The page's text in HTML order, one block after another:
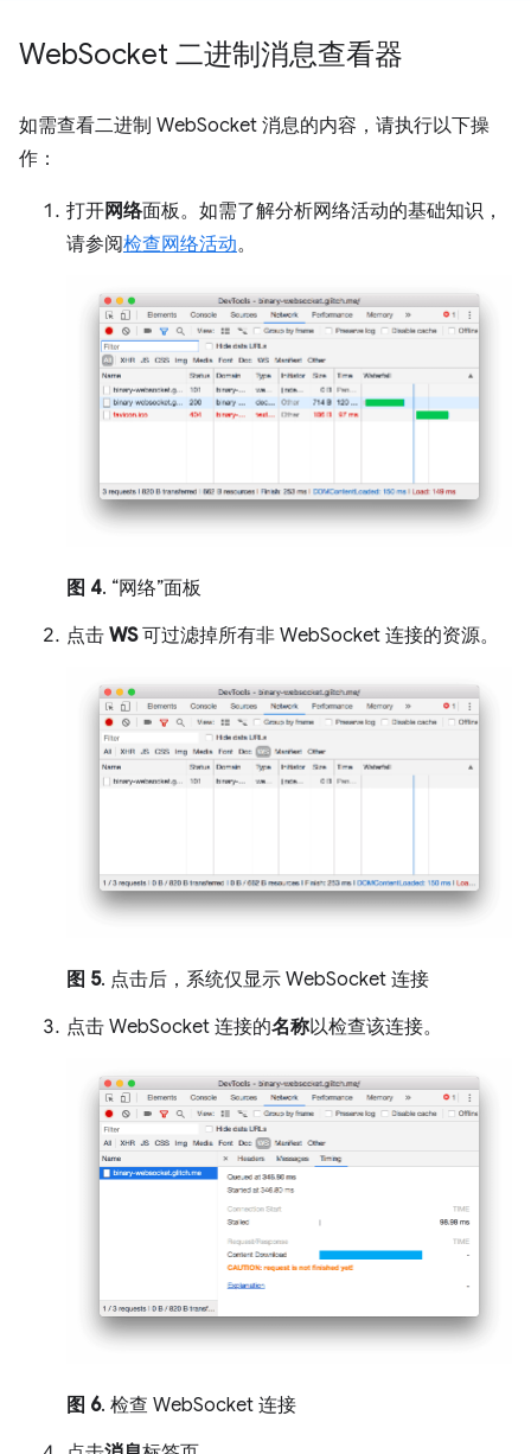
WebSocket 二进制消息查看器
如需查看二进制 WebSocket 消息的内容，请执行以下操
作：
打开网络面板。如需了解分析网络活动的基础知识，
请参阅检查网络活动。
图 4. “网络”面板
点击 WS可过滤掉所有非 WebSocket 连接的资源。
图 5. 点击后，系统仅显示 WebSocket 连接
点击 WebSocket 连接的名称以检查该连接。
图 6. 检查 WebSocket 连接